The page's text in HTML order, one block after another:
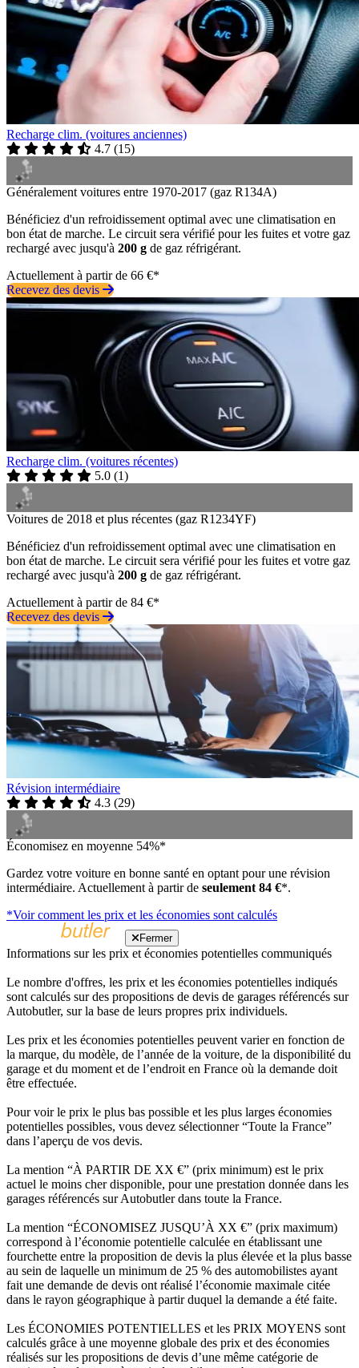
Recharge clim. (voitures anciennes)
4.7 (15)
Généralement voitures entre 1970-2017 (gaz R134A)
Bénéficiez d'un refroidissement optimal avec une climatisation en
bon état de marche. Le circuit sera vérifié pour les fuites et votre gaz
rechargé avec jusqu'à 200 g de gaz réfrigérant.
Actuellement à partir de 66 €*
Recevez des devis
Recharge clim. (voitures récentes)
5.0 (1)
Voitures de 2018 et plus récentes (gaz R1234YF)
Bénéficiez d'un refroidissement optimal avec une climatisation en
bon état de marche. Le circuit sera vérifié pour les fuites et votre gaz
rechargé avec jusqu'à 200 g de gaz réfrigérant.
Actuellement à partir de 84 €*
Recevez des devis
Révision intermédiaire
4.3 (29)
Économisez en moyenne 54%*
Gardez votre voiture en bonne santé en optant pour une révision
intermédiaire. Actuellement à partir de seulement 84 €*.
*Voir comment les prix et les économies sont calculés
Fermer
Informations sur les prix et économies potentielles communiqués
Le nombre d'offres, les prix et les économies potentielles indiqués
sont calculés sur des propositions de devis de garages référencés sur
Autobutler, sur la base de leurs propres prix individuels.
Les prix et les économies potentielles peuvent varier en fonction de
la marque, du modèle, de l’année de la voiture, de la disponibilité du
garage et du moment et de l’endroit en France où la demande doit
être effectuée.
Pour voir le prix le plus bas possible et les plus larges économies
potentielles possibles, vous devez sélectionner “Toute la France”
dans l’aperçu de vos devis.
La mention “À PARTIR DE XX €” (prix minimum) est le prix
actuel le moins cher disponible, pour une prestation donnée dans les
garages référencés sur Autobutler dans toute la France.
La mention “ÉCONOMISEZ JUSQU’À XX €” (prix maximum)
correspond à l’économie potentielle calculée en établissant une
fourchette entre la proposition de devis la plus élevée et la plus basse
au sein de laquelle un minimum de 25 % des automobilistes ayant
fait une demande de devis ont réalisé l’économie maximale citée
dans le rayon géographique à partir duquel la demande a été faite.
Les ÉCONOMIES POTENTIELLES et les PRIX MOYENS sont
calculés grâce à une moyenne globale des prix et des économies
réalisés sur les propositions de devis d’une même catégorie de